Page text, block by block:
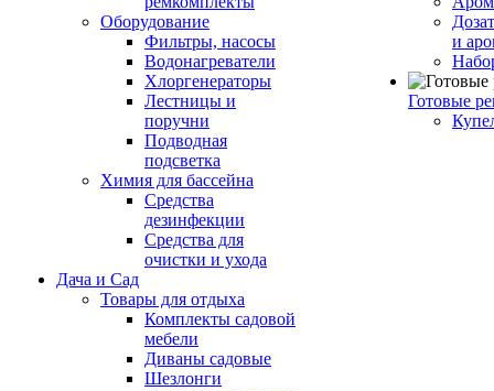
Оборудование
Фильтры, насосы
Водонагреватели
Хлоргенераторы
Лестницы и
поручни
Подводная
подсветка
Химия для бассейна
Средства
дезинфекции
Средства для
очистки и ухода
Дача и Сад
Товары для отдыха
Комплекты садовой
мебели
Диваны садовые
Шезлонги
и
Готовые